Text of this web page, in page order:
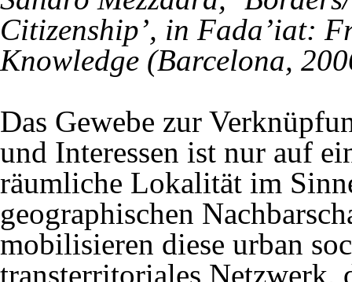
Citizenship’, in Fada’iat:
Knowledge (Barcelona,
Das Gewebe zur
und Interessen ist nur auf
räumliche Lokalität im
geographischen
mobilisieren diese urban
transterritoriales Netzwerk,